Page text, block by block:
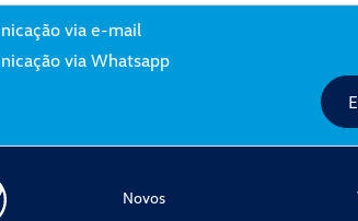
via e-mail
via Whatsapp
Novos